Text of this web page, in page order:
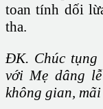
toan tính dối
tha.
ĐK. Chúc tụng
với Mẹ dâng
không gian,